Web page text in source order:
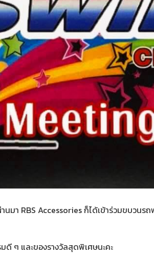
มา RBS Accessories ก็ได้เข้าร่วมขบวน
ดี ๆ และของรางวัลสุดพิเศษนะคะ